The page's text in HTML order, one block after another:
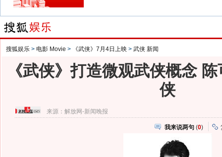
搜狐娱乐 > 电影 Movie > 《武侠》7月4日上映 > 武侠 新闻
《武侠》打造微观武侠概念
侠
来源：解放网-新闻晚报
我来说两句 (0)